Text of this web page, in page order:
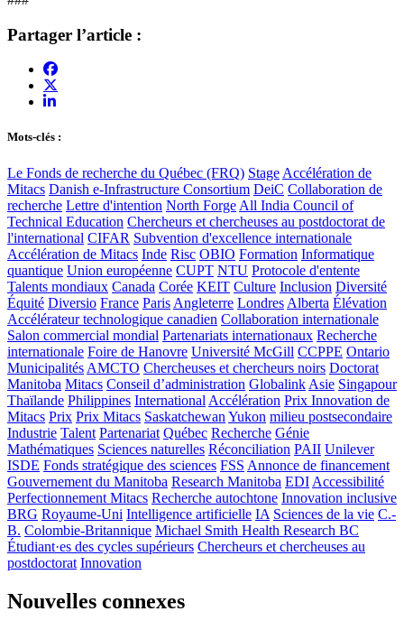
Partager l’article :
Mots-clés :
Le Fonds de recherche du Québec (FRQ) Stage Accélération de
Mitacs Danish e-Infrastructure Consortium DeiC Collaboration de
recherche Lettre d'intention North Forge All India Council of
Technical Education Chercheurs et chercheuses au postdoctorat de
l'international CIFAR Subvention d'excellence internationale
Accélération de Mitacs Inde Risc OBIO Formation Informatique
quantique Union européenne CUPT NTU Protocole d'entente
Talents mondiaux Canada Corée KEIT Culture Inclusion Diversité
Équité Diversio France Paris Angleterre Londres Alberta Élévation
Accélérateur technologique canadien Collaboration internationale
Salon commercial mondial Partenariats internationaux Recherche
internationale Foire de Hanovre Université McGill CCPPE Ontario
Municipalités AMCTO Chercheuses et chercheurs noirs Doctorat
Manitoba Mitacs Conseil d’administration Globalink Asie Singapour
Thaïlande Philippines International Accélération Prix Innovation de
Mitacs Prix Prix Mitacs Saskatchewan Yukon milieu postsecondaire
Industrie Talent Partenariat Québec Recherche Génie
Mathématiques Sciences naturelles Réconciliation PAII Unilever
ISDE Fonds stratégique des sciences FSS Annonce de financement
Gouvernement du Manitoba Research Manitoba EDI Accessibilité
Perfectionnement Mitacs Recherche autochtone Innovation inclusive
BRG Royaume-Uni Intelligence artificielle IA Sciences de la vie C.-
B. Colombie-Britannique Michael Smith Health Research BC
Étudiant·es des cycles supérieurs Chercheurs et chercheuses au
postdoctorat Innovation
Nouvelles connexes